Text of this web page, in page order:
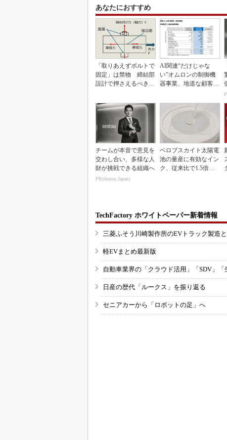
あなたにおすすめ
「取りあえずボルトで
固定」は禁物 締結部
設計で押さえるべき基
AI関連“だけじゃな
い”オムロンの制御機
器事業、地道な顧客基
チームが本音で意見を
交わし合い、多様な人
財が挑戦できる組織へ
PR(dentsu Japan)
ペロブスカイト太陽電
池の量産に有効なイン
ク、従来比で1.5倍の
TechFactory ホワイトペーパー新着情報
三菱ふそう川崎製作所のEVトラック製造
軽EVまとめ最新版
自動車業界の「クラウド活用」「SDV」
日産の歴代「ルークス」を振り返る
セニアカーから「ロボットの足」へ